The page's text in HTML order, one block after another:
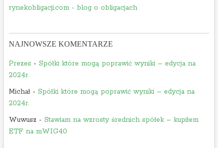
rynekobligacji.com - blog o obligacjach
NAJNOWSZE KOMENTARZE
Prezes - Spółki które mogą poprawić wyniki – edycja na
2024r.
Michał- Spółki które mogą poprawić wyniki – edycja na
2024r.
Wuwusz - Stawiam na wzrosty średnich spółek – kupiłem
ETF na mWIG40